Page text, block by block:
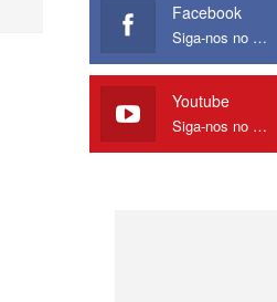
Facebook
Siga-nos no Facebook
Youtube
Siga-nos no Youtube